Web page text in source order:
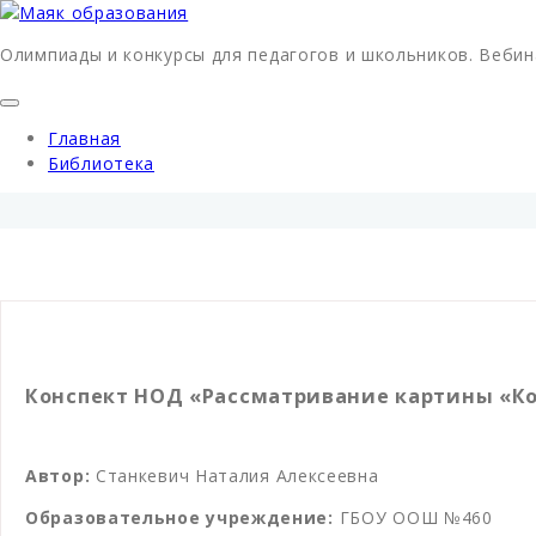
Олимпиады и конкурсы для педагогов и школьников.
Главная
Библиотека
Конспект НОД «Рассматривание картины
Автор: Станкевич Наталия Алексеевна
Образовательное учреждение: ГБОУ ООШ №460